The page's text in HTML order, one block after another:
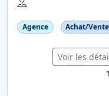
Agence Achat/Vente
Voir les